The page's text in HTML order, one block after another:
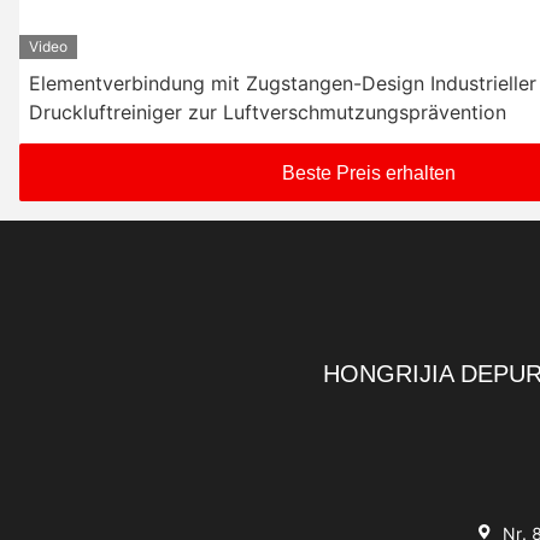
Video
Elementverbindung mit Zugstangen-Design
Druckluftreiniger zur Luftverschmutzungsprävention
Beste Preis erhalten
HONGRIJIA
Nr.